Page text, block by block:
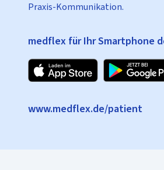
Praxis-Kommunikation.
medflex für Ihr Smartphone
www.medflex.de/patient